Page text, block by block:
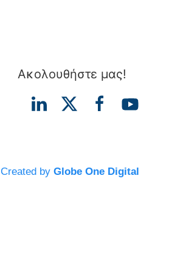
Ακολουθήστε μας!
Created by Globe One Digital